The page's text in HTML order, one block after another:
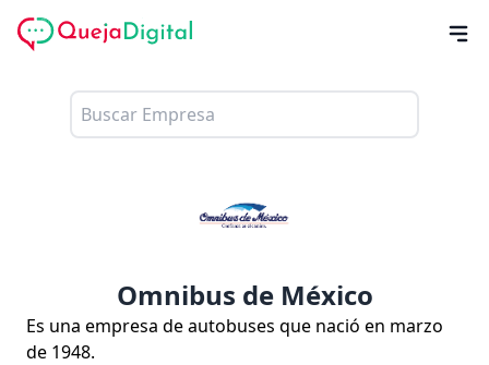
Omnibus de México
Es una empresa de autobuses que nació en marzo
de 1948.